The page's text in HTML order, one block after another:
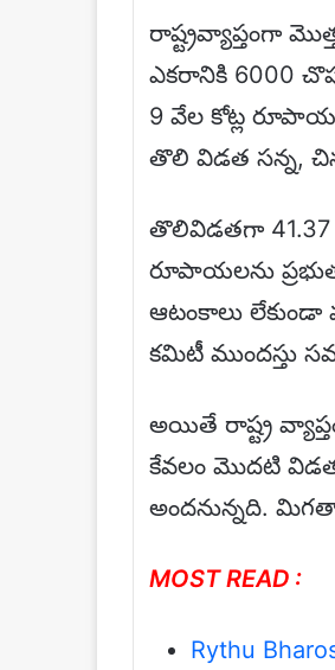
రాష్ట్రవ్యాప్తంగా
ఎకరానికి 6000
9 వేల కోట్ల
తొలి విడత సన్న,
తొలివిడతగా 41.37
రూపాయలను
ఆటంకాలు
కమిటీ ముందస్తు
అయితే రాష్ట్ర
కేవలం మొదటి
అందనున్నది.
MOST READ :
Rythu